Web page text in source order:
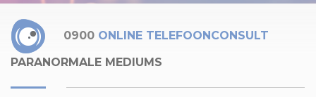
0900 ONLINE TELEFOONCONSULT
PARANORMALE MEDIUMS